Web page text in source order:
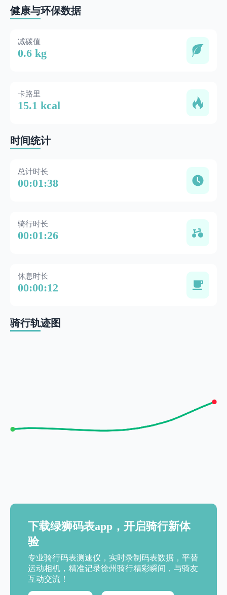
健康与环保数据
减碳值
0.6 kg
卡路里
15.1 kcal
时间统计
总计时长
00:01:38
骑行时长
00:01:26
休息时长
00:00:12
骑行轨迹图
下载绿狮码表app，开启骑行新体
验
专业骑行码表测速仪，实时录制码表数据，平替
运动相机，精准记录徐州骑行精彩瞬间，与骑友
互动交流！